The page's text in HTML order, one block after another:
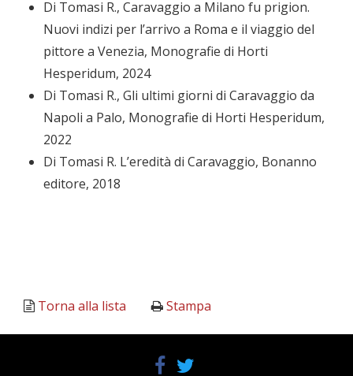
Di Tomasi R., Caravaggio a Milano fu prigion.
Nuovi indizi per l’arrivo a Roma e il viaggio del
pittore a Venezia, Monografie di Horti
Hesperidum, 2024
Di Tomasi R., Gli ultimi giorni di Caravaggio da
Napoli a Palo, Monografie di Horti Hesperidum,
2022
Di Tomasi R. L’eredità di Caravaggio, Bonanno
editore, 2018
Torna alla lista Stampa